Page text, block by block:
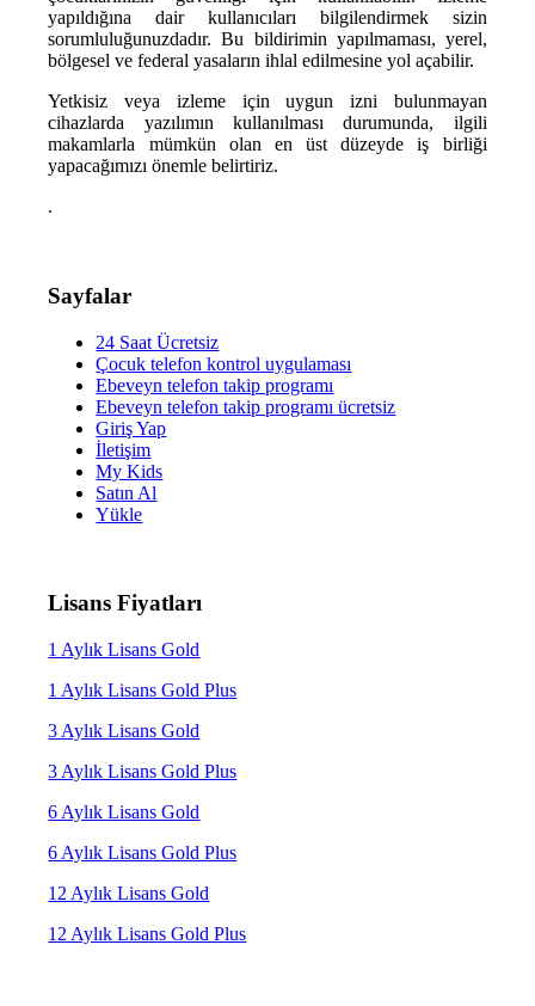
yapıldığına dair kullanıcıları bilgilendirmek sizin
sorumluluğunuzdadır. Bu bildirimin yapılmaması, yerel,
bölgesel ve federal yasaların ihlal edilmesine yol açabilir.
Yetkisiz veya izleme için uygun izni bulunmayan
cihazlarda yazılımın kullanılması durumunda, ilgili
makamlarla mümkün olan en üst düzeyde iş birliği
yapacağımızı önemle belirtiriz.
.
Sayfalar
24 Saat Ücretsiz
Çocuk telefon kontrol uygulaması
Ebeveyn telefon takip programı
Ebeveyn telefon takip programı ücretsiz
Giriş Yap
İletişim
My Kids
Satın Al
Yükle
Lisans Fiyatları
1 Aylık Lisans Gold
1 Aylık Lisans Gold Plus
3 Aylık Lisans Gold
3 Aylık Lisans Gold Plus
6 Aylık Lisans Gold
6 Aylık Lisans Gold Plus
12 Aylık Lisans Gold
12 Aylık Lisans Gold Plus